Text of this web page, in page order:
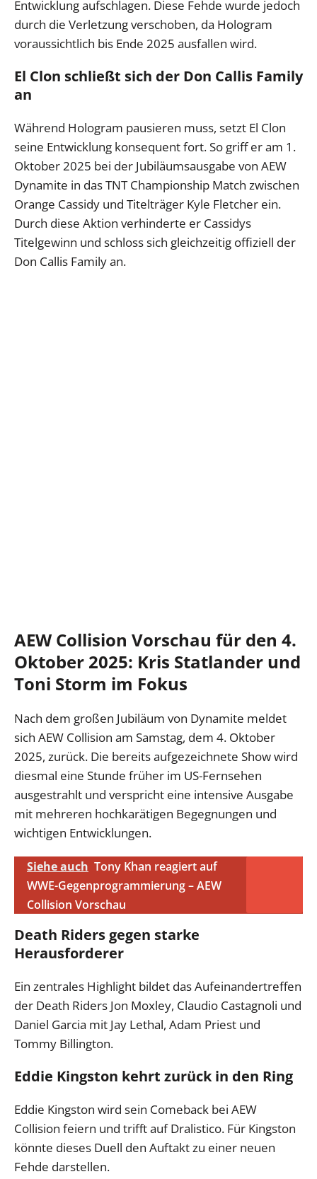
Entwicklung aufschlagen. Diese Fehde wurde jedoch
durch die Verletzung verschoben, da Hologram
voraussichtlich bis Ende 2025 ausfallen wird.
El Clon schließt sich der Don Callis Family
an
Während Hologram pausieren muss, setzt El Clon
seine Entwicklung konsequent fort. So griff er am 1.
Oktober 2025 bei der Jubiläumsausgabe von AEW
Dynamite in das TNT Championship Match zwischen
Orange Cassidy und Titelträger Kyle Fletcher ein.
Durch diese Aktion verhinderte er Cassidys
Titelgewinn und schloss sich gleichzeitig offiziell der
Don Callis Family an.
AEW Collision Vorschau für den 4.
Oktober 2025: Kris Statlander und
Toni Storm im Fokus
Nach dem großen Jubiläum von Dynamite meldet
sich AEW Collision am Samstag, dem 4. Oktober
2025, zurück. Die bereits aufgezeichnete Show wird
diesmal eine Stunde früher im US-Fernsehen
ausgestrahlt und verspricht eine intensive Ausgabe
mit mehreren hochkarätigen Begegnungen und
wichtigen Entwicklungen.
Siehe auch Tony Khan reagiert auf
WWE-Gegenprogrammierung – AEW
Collision Vorschau
Death Riders gegen starke
Herausforderer
Ein zentrales Highlight bildet das Aufeinandertreffen
der Death Riders Jon Moxley, Claudio Castagnoli und
Daniel Garcia mit Jay Lethal, Adam Priest und
Tommy Billington.
Eddie Kingston kehrt zurück in den Ring
Eddie Kingston wird sein Comeback bei AEW
Collision feiern und trifft auf Dralistico. Für Kingston
könnte dieses Duell den Auftakt zu einer neuen
Fehde darstellen.